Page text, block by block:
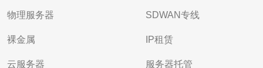
物理服务器
裸金属
云服务器
SDWAN专线
IP租赁
服务器托管